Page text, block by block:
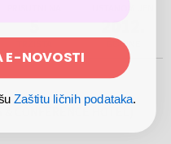
GODINE
E-NOVOSTI
Zaštitu ličnih podataka.